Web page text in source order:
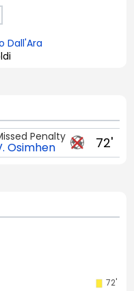
Dall'Ara
72'
Penalty
Osimhen
72'